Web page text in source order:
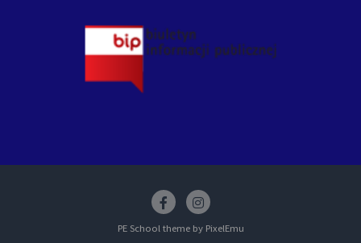
Facebookinsstagram
PE School theme by PixelEmu